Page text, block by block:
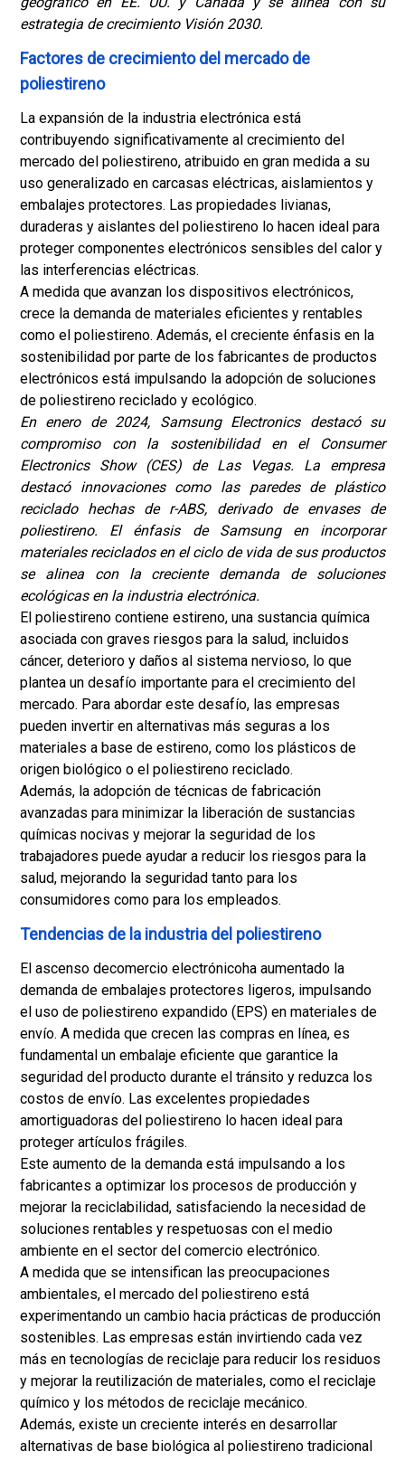
estrategia de crecimiento Visión 2030.
Factores de crecimiento del mercado de
poliestireno
La expansión de la industria electrónica está
contribuyendo significativamente al crecimiento del
mercado del poliestireno, atribuido en gran medida a su
uso generalizado en carcasas eléctricas, aislamientos y
embalajes protectores. Las propiedades livianas,
duraderas y aislantes del poliestireno lo hacen ideal para
proteger componentes electrónicos sensibles del calor y
las interferencias eléctricas.
A medida que avanzan los dispositivos electrónicos,
crece la demanda de materiales eficientes y rentables
como el poliestireno. Además, el creciente énfasis en la
sostenibilidad por parte de los fabricantes de productos
electrónicos está impulsando la adopción de soluciones
de poliestireno reciclado y ecológico.
En enero de 2024, Samsung Electronics destacó su
compromiso con la sostenibilidad en el Consumer
Electronics Show (CES) de Las Vegas. La empresa
destacó innovaciones como las paredes de plástico
reciclado hechas de r-ABS, derivado de envases de
poliestireno. El énfasis de Samsung en incorporar
materiales reciclados en el ciclo de vida de sus productos
se alinea con la creciente demanda de soluciones
ecológicas en la industria electrónica.
El poliestireno contiene estireno, una sustancia química
asociada con graves riesgos para la salud, incluidos
cáncer, deterioro y daños al sistema nervioso, lo que
plantea un desafío importante para el crecimiento del
mercado. Para abordar este desafío, las empresas
pueden invertir en alternativas más seguras a los
materiales a base de estireno, como los plásticos de
origen biológico o el poliestireno reciclado.
Además, la adopción de técnicas de fabricación
avanzadas para minimizar la liberación de sustancias
químicas nocivas y mejorar la seguridad de los
trabajadores puede ayudar a reducir los riesgos para la
salud, mejorando la seguridad tanto para los
consumidores como para los empleados.
Tendencias de la industria del poliestireno
El ascenso decomercio electrónicoha aumentado la
demanda de embalajes protectores ligeros, impulsando
el uso de poliestireno expandido (EPS) en materiales de
envío. A medida que crecen las compras en línea, es
fundamental un embalaje eficiente que garantice la
seguridad del producto durante el tránsito y reduzca los
costos de envío. Las excelentes propiedades
amortiguadoras del poliestireno lo hacen ideal para
proteger artículos frágiles.
Este aumento de la demanda está impulsando a los
fabricantes a optimizar los procesos de producción y
mejorar la reciclabilidad, satisfaciendo la necesidad de
soluciones rentables y respetuosas con el medio
ambiente en el sector del comercio electrónico.
A medida que se intensifican las preocupaciones
ambientales, el mercado del poliestireno está
experimentando un cambio hacia prácticas de producción
sostenibles. Las empresas están invirtiendo cada vez
más en tecnologías de reciclaje para reducir los residuos
y mejorar la reutilización de materiales, como el reciclaje
químico y los métodos de reciclaje mecánico.
Además, existe un creciente interés en desarrollar
alternativas de base biológica al poliestireno tradicional